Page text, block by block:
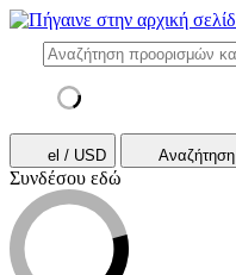
el / USD Αναζήτηση
Συνδέσου εδώ